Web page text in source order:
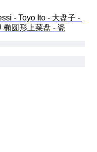
- Toyo Ito - 大盘子 -
椭圆形上菜盘 - 瓷